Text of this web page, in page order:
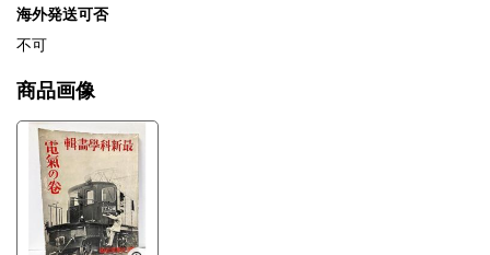
海外発送可否
不可
商品画像